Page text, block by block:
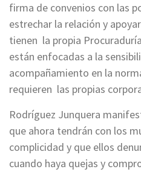
firma de convenios con las
estrechar la relación y
tienen la propia
están enfocadas a la
acompañamiento en la
requieren las propias
Rodríguez Junquera
que ahora tendrán con los
complicidad y que ellos
cuando haya quejas y